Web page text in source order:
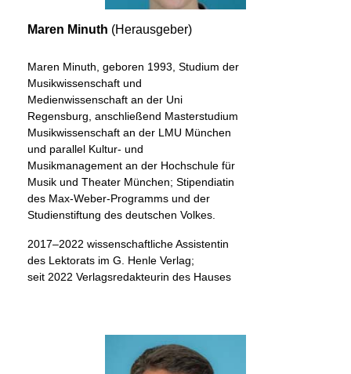
Maren Minuth (Herausgeber)
Maren Minuth, geboren 1993, Studium der
Musikwissenschaft und
Medienwissenschaft an der Uni
Regensburg, anschließend Masterstudium
Musikwissenschaft an der LMU München
und parallel Kultur- und
Musikmanagement an der Hochschule für
Musik und Theater München; Stipendiatin
des Max-Weber-Programms und der
Studienstiftung des deutschen Volkes.
2017–2022 wissenschaftliche Assistentin
des Lektorats im G. Henle Verlag;
seit 2022 Verlagsredakteurin des Hauses